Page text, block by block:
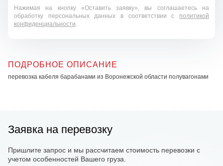
ПОДРОБНОЕ ОПИСАНИЕ
перевозка кабеля барабанами из Воронежской области полувагонами
Нажимая на кнопку «Оставить заявку», вы соглашаетесь на
обработку персональных данных в соответствии с политикой
конфиденциальности.
Заявка на перевозку
Пришлите запрос и мы рассчитаем стоимость перевозки с
учетом особенностей Вашего груза.